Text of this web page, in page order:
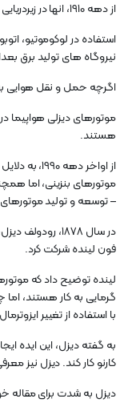
از دهه 1910، انها در زیردریایی ها و کشتی ها استفاده می شوند.
استفاده در لوکوموتیو،
نیروگاه های تولید برق
اگرچه حمل و نقل هوایی
موتورهای دیزلی هواپیما
هستند.
از اواخر
موتورهای بنزینی، اما
– توسعه و تولید
در سال 1878،
فون لینده شرکت کرد.
گرمایی به کار هستند، اما
با استفاده از تغییر
به گفته دیزل، این ایده
کارنو کار کند. دیزل نیز
دیزل به شدت برای مقاله